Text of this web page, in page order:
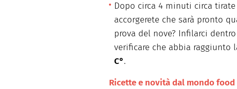
Dopo circa 4 minuti circa
accorgerete che sarà pronto
prova del nove? Infilarci
verificare che abbia raggiunto
C°.
Ricette e novità dal mondo